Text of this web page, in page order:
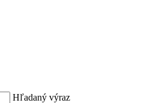
Hľadaný výraz